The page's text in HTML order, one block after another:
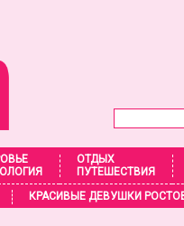
ОТДЫХ
ПУТЕШЕСТВИЯ
КРАСИВЫЕ ДЕВУШКИ